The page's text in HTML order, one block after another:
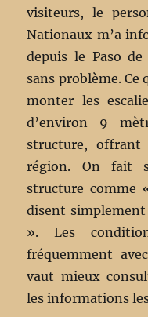
visiteurs, le
Nationaux m’a
depuis le Paso
sans problème. Ce
monter les
d’environ 9
structure,
région. On fait
structure comme
disent
». Les
fréquemment
vaut mieux
les informations